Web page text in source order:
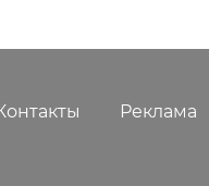
Реклама